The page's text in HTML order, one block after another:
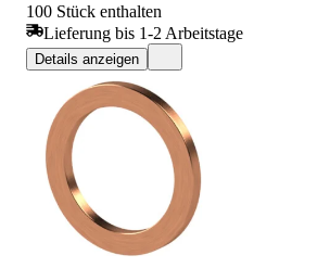
100 Stück enthalten
Lieferung bis 1-2 Arbeitstage
Details anzeigen